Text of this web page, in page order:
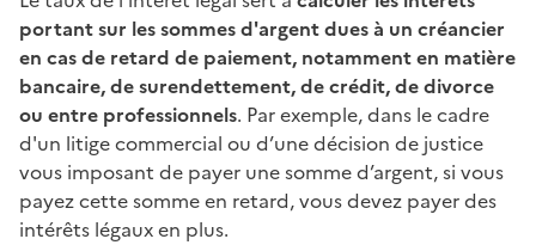
portant sur les sommes d'argent dues à un créancier
en cas de retard de paiement, notamment en matière
bancaire, de surendettement, de crédit, de divorce
ou entre professionnels. Par exemple, dans le cadre
d'un litige commercial ou d’une décision de justice
vous imposant de payer une somme d’argent, si vous
payez cette somme en retard, vous devez payer des
intérêts légaux en plus.